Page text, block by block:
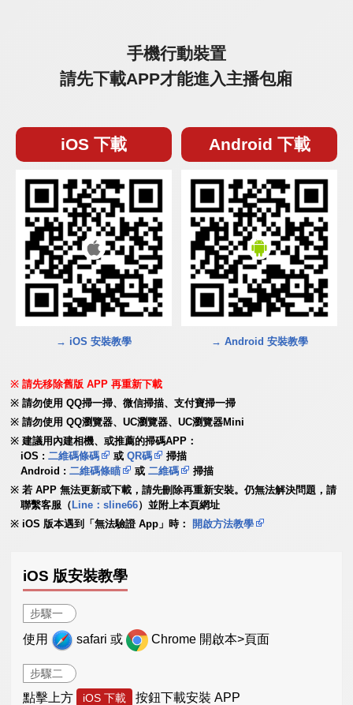
手機行動裝置
請先下載APP才能進入主播包廂
iOS 下載
→ iOS 安裝教學
Android 下載
→ Android 安裝教學
請先移除舊版 APP 再重新下載
請勿使用 QQ掃一掃、微信掃描、支付寶掃一掃
請勿使用 QQ瀏覽器、UC瀏覽器、UC瀏覽器Mini
建議用內建相機、或推薦的掃碼APP：
iOS :二維碼條碼 或QR碼
掃描
Android :二維碼條瞄 或二維碼
掃描
若 APP 無法更新或下載，請先刪除再重新安裝。仍無法解決問題，請
聯繫客服（ Line：sline66）並附上本頁網址
iOS 版本遇到「無法驗證 App」時：
開啟方法教學
iOS 版安裝教學
步驟一
使用 safari 或 Chrome 開啟本>頁面
步驟二
點擊上方 iOS 下載 按鈕下載安裝 APP